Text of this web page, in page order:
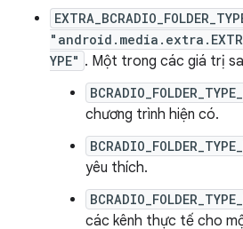
YPE" . Một trong các giá trị
chương trình hiện có.
yêu thích.
các kênh thực tế cho